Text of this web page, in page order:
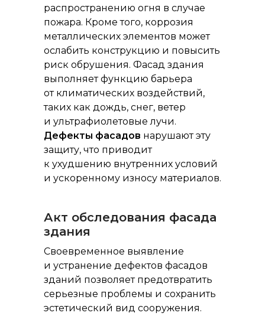
распространению огня в случае
пожара. Кроме того, коррозия
металлических элементов может
ослабить конструкцию и повысить
риск обрушения. Фасад здания
выполняет функцию барьера
от климатических воздействий,
таких как дождь, снег, ветер
и ультрафиолетовые лучи.
Дефекты фасадов нарушают эту
защиту, что приводит
к ухудшению внутренних условий
и ускоренному износу материалов.
Своевременное выявление
и устранение дефектов фасадов
зданий позволяет предотвратить
серьезные проблемы и сохранить
эстетический вид сооружения.
Акт обследования фасада
здания